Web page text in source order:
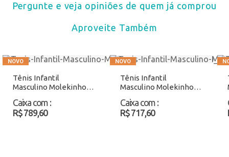
Pergunte e veja opiniões de quem já comprou
Aproveite Também
Tênis Infantil
Masculino Molekinho
Atacado
Caixa com :
R$ 789,60
Tênis Infantil
Masculino Molekinho
Atacado
Caixa com :
R$ 717,60